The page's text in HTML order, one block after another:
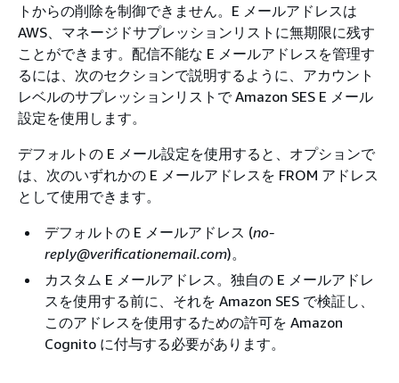
トからの削除を制御できません。E メールアドレスは
AWS、マネージドサプレッションリストに無期限に残す
ことができます。配信不能な E メールアドレスを管理す
るには、次のセクションで説明するように、アカウント
レベルのサプレッションリストで Amazon SES E メール
設定を使用します。
デフォルトの E メール設定を使用すると、オプションで
は、次のいずれかの E メールアドレスを FROM アドレス
として使用できます。
デフォルトの E メールアドレス (no-
reply@verificationemail.com)。
カスタム E メールアドレス。独自の E メールアドレ
スを使用する前に、それを Amazon SES で検証し、
このアドレスを使用するための許可を Amazon
Cognito に付与する必要があります。